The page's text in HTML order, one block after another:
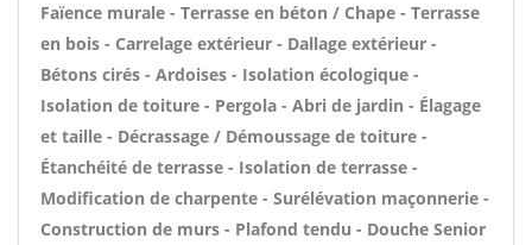
Faïence murale - Terrasse en béton / Chape - Terrasse
en bois - Carrelage extérieur - Dallage extérieur -
Bétons cirés - Ardoises - Isolation écologique -
Isolation de toiture - Pergola - Abri de jardin - Élagage
et taille - Décrassage / Démoussage de toiture -
Étanchéité de terrasse - Isolation de terrasse -
Modification de charpente - Surélévation maçonnerie -
Construction de murs - Plafond tendu - Douche Senior